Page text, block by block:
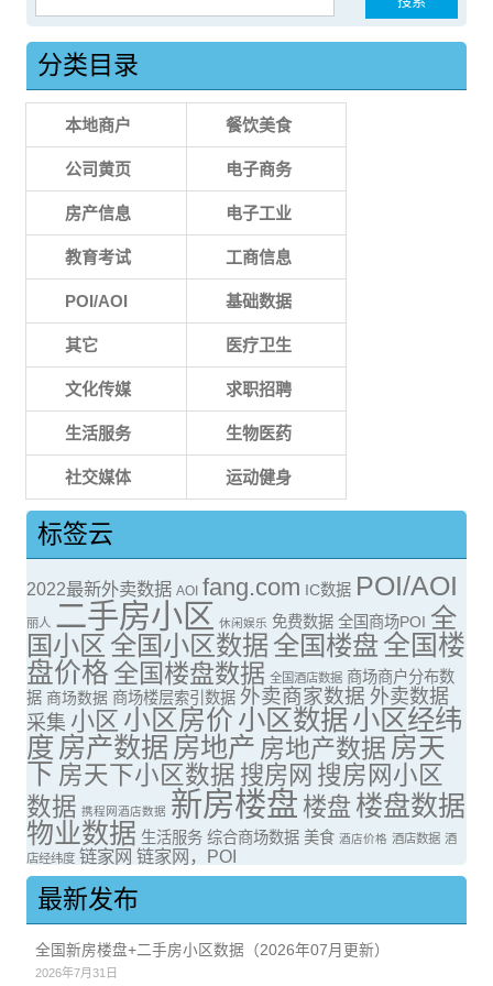
分类目录
本地商户 餐饮美食
公司黄页 电子商务
房产信息 电子工业
教育考试 工商信息
POI/AOI 基础数据
其它 医疗卫生
文化传媒 求职招聘
生活服务 生物医药
社交媒体 运动健身
标签云
2022最新外卖数据 AOI fang.com IC数据 POI/AOI
丽人 二手房小区 休闲娱乐 免费数据 全国商场POI 全
国小区 全国小区数据全国楼盘全国楼
盘价格 全国楼盘数据 全国酒店数据 商场商户分布数
据 商场数据 商场楼层索引数据 外卖商家数据 外卖数据
采集 小区 小区房价 小区数据小区经纬
度 房产数据 房地产 房地产数据 房天
下 房天下小区数据 搜房网 搜房网小区
数据 携程网酒店数据 新房楼盘 楼盘 楼盘数据
物业数据 生活服务 综合商场数据 美食 酒店价格 酒店数据 酒
店经纬度 链家网 链家网，POI
最新发布
全国新房楼盘+二手房小区数据（2026年07月更新）
2026年7月31日